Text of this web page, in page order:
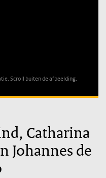
Scroll buiten de afbeelding.
Catharina
Johannes de